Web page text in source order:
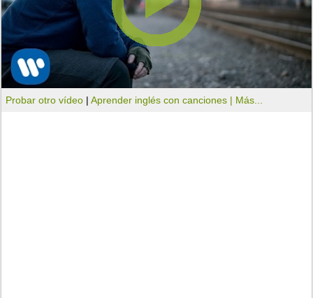
Probar otro vídeo |Aprender inglés con canciones | Más...